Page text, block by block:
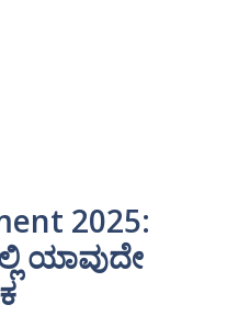
2025:
ಯಾವುದೇ